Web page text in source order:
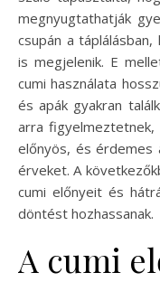
megnyugtathatják
csupán a
is megjelenik. E
cumi használata
és apák gyakran
arra figyelmeztetnek,
előnyös, és érdemes
érveket. A
cumi előnyeit és
döntést hozhassanak.
A cumi